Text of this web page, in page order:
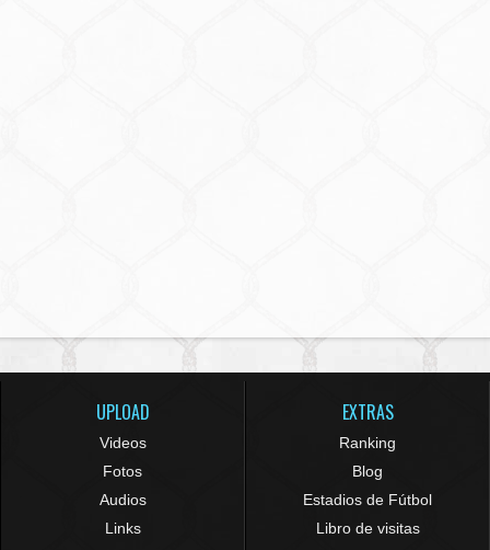
UPLOAD
Videos
Fotos
Audios
Links
EXTRAS
Ranking
Blog
Estadios de Fútbol
Libro de visitas